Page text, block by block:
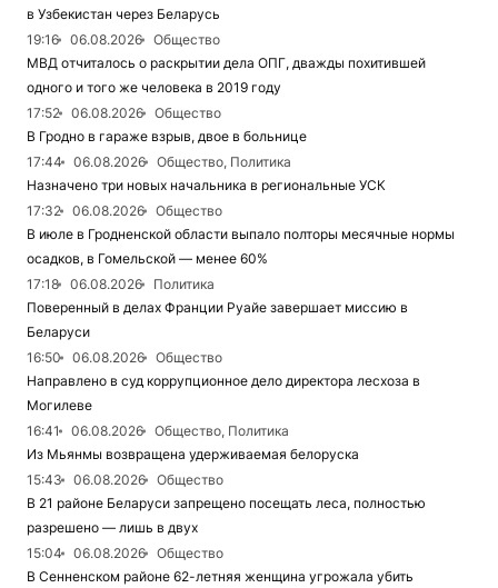
в Узбекистан через Беларусь
19:16
06.08.2026
Общество
МВД отчиталось о раскрытии дела ОПГ, дважды похитившей
одного и того же человека в 2019 году
17:52
06.08.2026
Общество
В Гродно в гараже взрыв, двое в больнице
17:44
06.08.2026
Общество, Политика
Назначено три новых начальника в региональные УСК
17:32
06.08.2026
Общество
В июле в Гродненской области выпало полторы месячные нормы
осадков, в Гомельской — менее 60%
17:18
06.08.2026
Политика
Поверенный в делах Франции Руайе завершает миссию в
Беларуси
16:50
06.08.2026
Общество
Направлено в суд коррупционное дело директора лесхоза в
Могилеве
16:41
06.08.2026
Общество, Политика
Из Мьянмы возвращена удерживаемая белоруска
15:43
06.08.2026
Общество
В 21 районе Беларуси запрещено посещать леса, полностью
разрешено — лишь в двух
15:04
06.08.2026
Общество
В Сенненском районе 62-летняя женщина угрожала убить